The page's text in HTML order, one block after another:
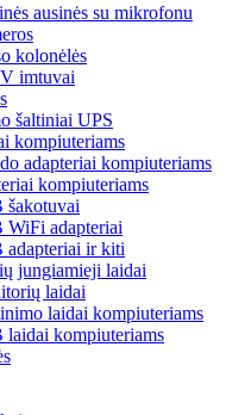
ausinės su mikrofonu
kolonėlės
imtuvai
šaltiniai UPS
kompiuteriams
adapteriai kompiuteriams
kompiuteriams
šakotuvai
WiFi adapteriai
adapteriai ir kiti
jungiamieji laidai
laidai
laidai kompiuteriams
laidai kompiuteriams